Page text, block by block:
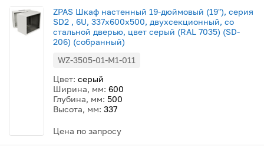
ZPAS Шкаф настенный 19-дюймовый (19"), серия
SD2 , 6U, 337x600х500, двухсекционный, со
стальной дверью, цвет серый (RAL 7035) (SD-
206) (собранный)
WZ-3505-01-M1-011
Цвет: серый
Ширина, мм: 600
Глубина, мм: 500
Высота, мм: 337
Цена по запросу